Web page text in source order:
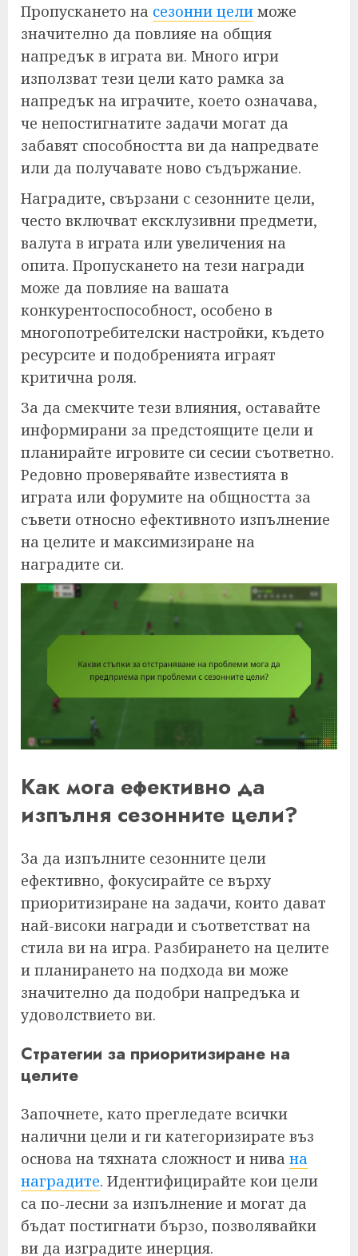
Пропускането на сезонни цели може
значително да повлияе на общия
напредък в играта ви. Много игри
използват тези цели като рамка за
напредък на играчите, което означава,
че непостигнатите задачи могат да
забавят способността ви да напредвате
или да получавате ново съдържание.
Наградите, свързани с сезонните цели,
често включват ексклузивни предмети,
валута в играта или увеличения на
опита. Пропускането на тези награди
може да повлияе на вашата
конкурентоспособност, особено в
многопотребителски настройки, където
ресурсите и подобренията играят
критична роля.
За да смекчите тези влияния, оставайте
информирани за предстоящите цели и
планирайте игровите си сесии съответно.
Редовно проверявайте известията в
играта или форумите на общността за
съвети относно ефективното изпълнение
на целите и максимизиране на
наградите си.
Как мога ефективно да
изпълня сезонните цели?
За да изпълните сезонните цели
ефективно, фокусирайте се върху
приоритизиране на задачи, които дават
най-високи награди и съответстват на
стила ви на игра. Разбирането на целите
и планирането на подхода ви може
значително да подобри напредъка и
удоволствието ви.
Стратегии за приоритизиране на
целите
Започнете, като прегледате всички
налични цели и ги категоризирате въз
основа на тяхната сложност и нива на
наградите. Идентифицирайте кои цели
са по-лесни за изпълнение и могат да
бъдат постигнати бързо, позволявайки
ви да изградите инерция.